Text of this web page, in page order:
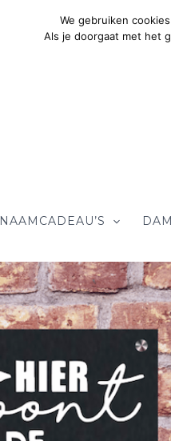
NAAMCADEAU’S
We gebruiken
Als je doorgaat met het